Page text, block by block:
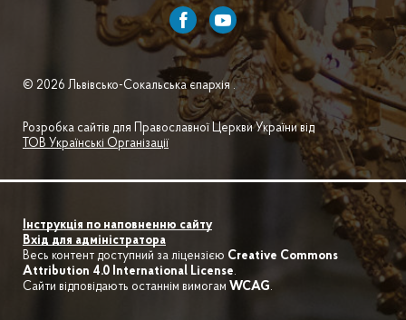
© 2026 Львівсько-Сокальська єпархія .
Розробка сайтів для Православної Церкви України від
ТОВ Українські Організації
Інструкція по наповненню сайту
Вхід для адміністратора
Весь контент доступний за ліцензією Creative Commons
Attribution 4.0 International License.
Сайти відповідають останнім вимогам WCAG.